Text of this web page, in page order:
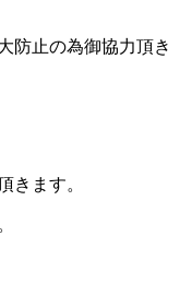
防止の為御協力頂き
きます。